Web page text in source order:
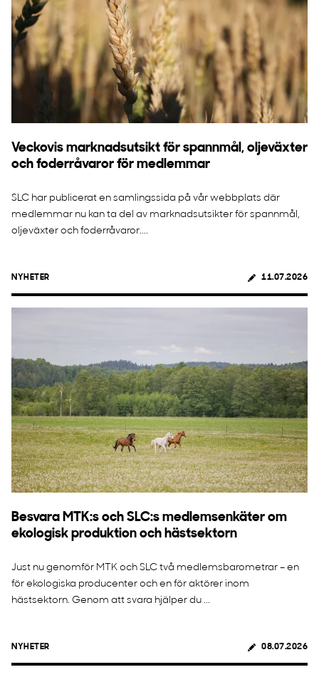
Veckovis marknadsutsikt för spannmål, oljeväxter
och foderråvaror för medlemmar
SLC har publicerat en samlingssida på vår webbplats där
medlemmar nu kan ta del av marknadsutsikter för spannmål,
oljeväxter och foderråvaror....
NYHETER 11.07.2026
Besvara MTK:s och SLC:s medlemsenkäter om
ekologisk produktion och hästsektorn
Just nu genomför MTK och SLC två medlemsbarometrar – en
för ekologiska producenter och en för aktörer inom
hästsektorn. Genom att svara hjälper du ...
NYHETER 08.07.2026